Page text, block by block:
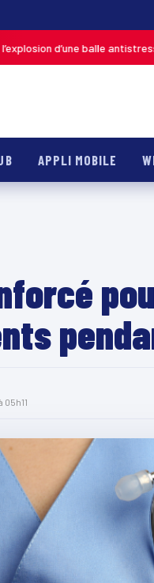
balle antistress achetée en
APPLI MOBILE